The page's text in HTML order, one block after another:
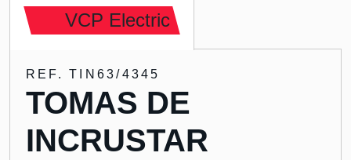
VCP Electric
REF. TIN63/4345
TOMAS DE
INCRUSTAR